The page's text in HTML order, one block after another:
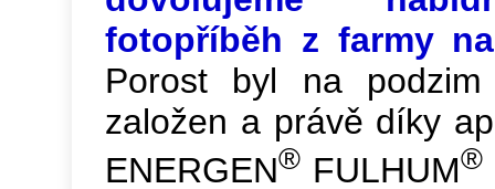
fotopříběh z farmy
Porost byl na
založen a právě díky
ENERGEN® FULHUM®